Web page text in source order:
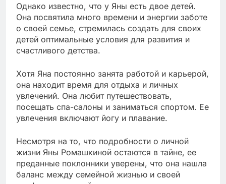
Однако известно, что у Яны есть двое детей.
Она посвятила много времени и энергии заботе
о своей семье, стремилась создать для своих
детей оптимальные условия для развития и
счастливого детства.
Хотя Яна постоянно занята работой и карьерой,
она находит время для отдыха и личных
увлечений. Она любит путешествовать,
посещать спа-салоны и заниматься спортом. Ее
увлечения включают йогу и плавание.
Несмотря на то, что подробности о личной
жизни Яны Ромашкиной остаются в тайне, ее
преданные поклонники уверены, что она нашла
баланс между семейной жизнью и своей